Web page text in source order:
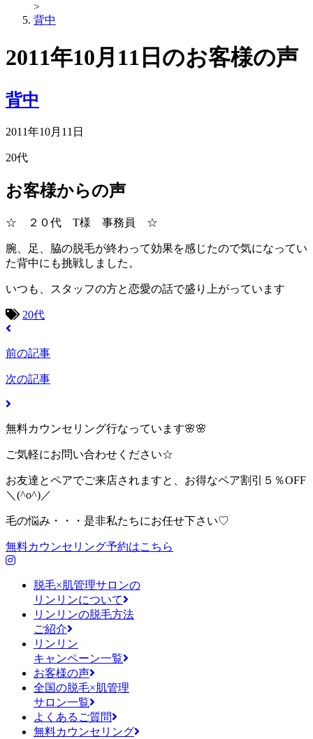
>
背中
2011年10月11日のお客様の声
背中
2011年10月11日
20代
お客様からの声
☆ ２０代 T様 事務員 ☆
腕、足、脇の脱毛が終わって効果を感じたので気になってい
た背中にも挑戦しました。
いつも、スタッフの方と恋愛の話で盛り上がっています
20代
前の記事
次の記事
無料カウンセリング行なっています🌸🌸
ご気軽にお問い合わせください☆
お友達とペアでご来店されますと、お得なペア割引５％OFF
＼(^o^)／
毛の悩み・・・是非私たちにお任せ下さい♡
無料カウンセリング予約はこちら
脱毛×肌管理サロンの
リンリンについて
リンリンの脱毛方法
ご紹介
リンリン
キャンペーン一覧
お客様の声
全国の脱毛×肌管理
サロン一覧
よくあるご質問
無料カウンセリング